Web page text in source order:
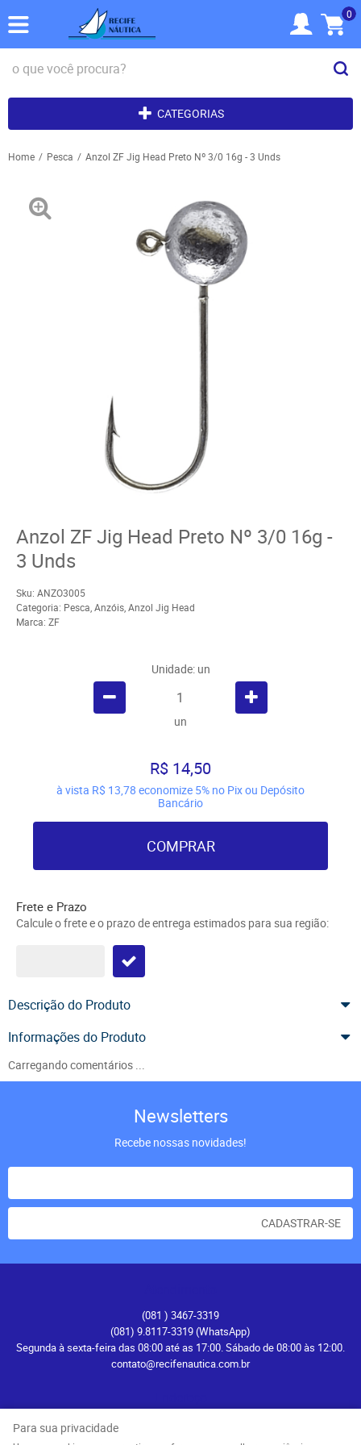
0
CATEGORIAS
Home Pesca Anzol ZF Jig Head Preto Nº 3/0 16g - 3 Unds
Anzol ZF Jig Head Preto Nº 3/0 16g -
3 Unds
Sku: ANZO3005
Categoria: Pesca,Anzóis,Anzol Jig Head
Marca: ZF
Unidade: un
un
R$ 14,50
à vista R$ 13,78 economize 5% no Pix ou Depósito
Bancário
COMPRAR
Frete e Prazo
Calcule o frete e o prazo de entrega estimados para sua região:
Descrição do Produto
Informações do Produto
Carregando comentários ...
Newsletters
Recebe nossas novidades!
CADASTRAR-SE
(081 ) 3467-3319
(081) 9.8117-3319(WhatsApp)
Segunda à sexta-feira das 08:00 até as 17:00. Sábado de 08:00 às 12:00.
contato@recifenautica.com.br
Avenida Herculano Bandeira, 476
Para sua privacidade